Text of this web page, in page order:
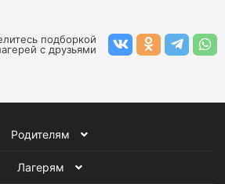
в Краснодарском крае
в Туапсе
подборкой
с друзьями
Родителям
Лагерям